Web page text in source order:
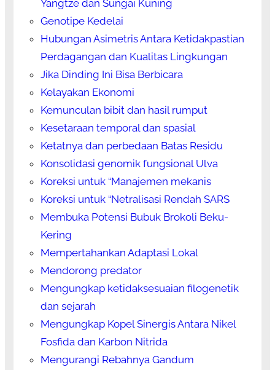
Yangtze dan Sungai Kuning
Genotipe Kedelai
Hubungan Asimetris Antara Ketidakpastian
Perdagangan dan Kualitas Lingkungan
Jika Dinding Ini Bisa Berbicara
Kelayakan Ekonomi
Kemunculan bibit dan hasil rumput
Kesetaraan temporal dan spasial
Ketatnya dan perbedaan Batas Residu
Konsolidasi genomik fungsional Ulva
Koreksi untuk “Manajemen mekanis
Koreksi untuk “Netralisasi Rendah SARS
Membuka Potensi Bubuk Brokoli Beku-
Kering
Mempertahankan Adaptasi Lokal
Mendorong predator
Mengungkap ketidaksesuaian filogenetik
dan sejarah
Mengungkap Kopel Sinergis Antara Nikel
Fosfida dan Karbon Nitrida
Mengurangi Rebahnya Gandum